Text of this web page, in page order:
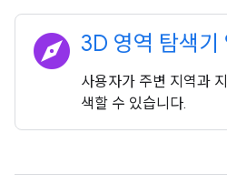
explore 3D 영역 탐색기
사용자가 주변 지역과
색할 수 있습니다.